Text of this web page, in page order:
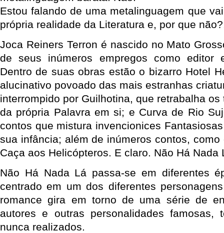
Estou falando de uma metalinguagem que
própria realidade da Literatura e, por que
Joca Reiners Terron é nascido no Mato
de seus inúmeros empregos como editor
Dentro de suas obras estão o bizarro Hotel
alucinativo povoado das mais estranhas
interrompido por Guilhotina, que retrabalha
da própria Palavra em si; e Curva de Rio
contos que mistura invencionices
sua infância; além de inúmeros contos,
Caça aos Helicópteros. E claro. Não Há Nada
Não Há Nada Lá passa-se em diferentes
centrado em um dos diferentes
romance gira em torno de uma série de
autores e outras personalidades famosas,
nunca realizados.